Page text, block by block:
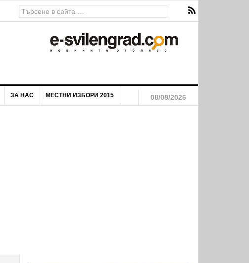
ЗА НАС МЕСТНИ ИЗБОРИ 2015 08/08/2026